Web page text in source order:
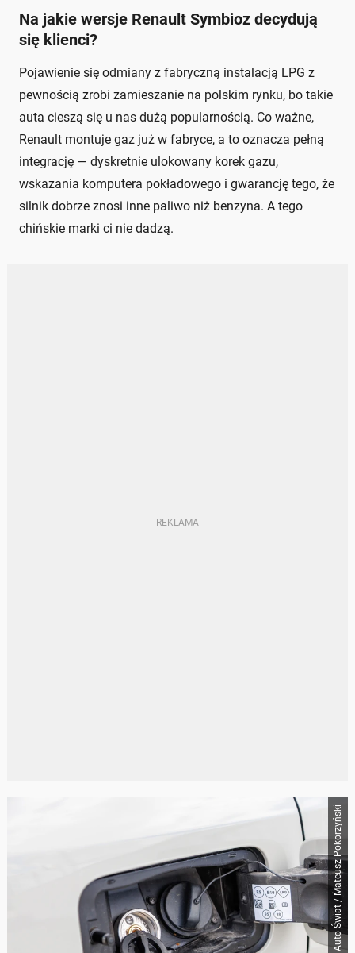
Na jakie wersje Renault Symbioz decydują
się klienci?
Pojawienie się odmiany z fabryczną instalacją LPG z
pewnością zrobi zamieszanie na polskim rynku, bo takie
auta cieszą się u nas dużą popularnością. Co ważne,
Renault montuje gaz już w fabryce, a to oznacza pełną
integrację — dyskretnie ulokowany korek gazu,
wskazania komputera pokładowego i gwarancję tego, że
silnik dobrze znosi inne paliwo niż benzyna. A tego
chińskie marki ci nie dadzą.
Auto Świat / Mateusz Pokorzyński